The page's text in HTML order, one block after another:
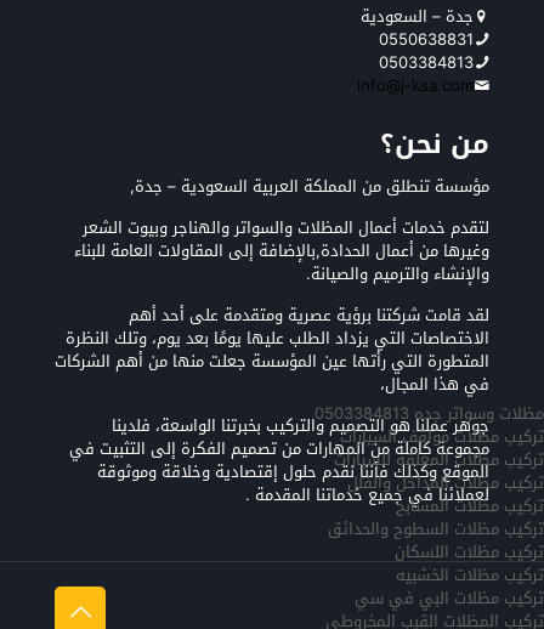
جدة – السعودية
0550638831
0503384813
info@j-ksa.com
من نحن؟
مؤسسة تنطلق من المملكة العربية السعودية – جدة,
لتقدم خدمات أعمال المظلات والسواتر والهناجر وبيوت الشعر
وغيرها من أعمال الحدادة,بالإضافة إلى المقاولات العامة للبناء
والإنشاء والترميم والصيانة.
لقد قامت شركتنا برؤية عصرية ومتقدمة على أحد أهم
الاختصاصات التي يزداد الطلب عليها يومًا بعد يوم، وتلك النظرة
المتطورة التي رأتها عين المؤسسة جعلت منها من أهم الشركات
في هذا المجال،
جوهر عملنا هو التصميم والتركيب بخبرتنا الواسعة، فلدينا
مجموعة كاملة من المهارات من تصميم الفكرة إلى التثبيت في
الموقع وكذلك فأننا نقدم حلول إقتصادية وخلاقة وموثوقة
لعملائنا في جميع خدماتنا المقدمة .
مظلات وسواتر جده 0503384813
تركيب مظلات مواقف السيارات
تركيب مظلات المعلقه للسيارات
تركيب مظلات المداخل والفلل
تركيب مظلات المسابح
تركيب مظلات السطوح والحدائق
تركيب مظلات اللسكان
تركيب مظلات الخشبيه
تركيب مظلات البي في سي
تركيب المظلات القبب المخروطي